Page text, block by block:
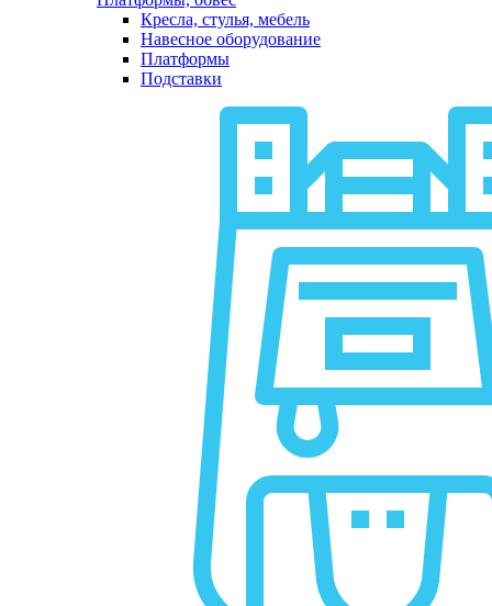
Кресла, стулья, мебель
Навесное оборудование
Платформы
Подставки